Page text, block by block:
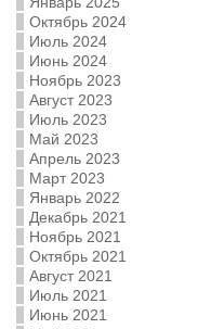
Октябрь 2024
Июль 2024
Июнь 2024
Ноябрь 2023
Август 2023
Июль 2023
Май 2023
Апрель 2023
Март 2023
Январь 2022
Декабрь 2021
Ноябрь 2021
Октябрь 2021
Август 2021
Июль 2021
Июнь 2021